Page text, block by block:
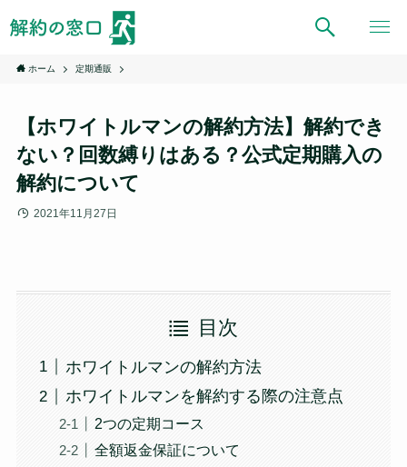
ホーム 定期通販
【ホワイトルマンの解約方法】解約でき
ない？回数縛りはある？公式定期購入の
解約について
2021年11月27日
目次
ホワイトルマンの解約方法
ホワイトルマンを解約する際の注意点
2つの定期コース
全額返金保証について